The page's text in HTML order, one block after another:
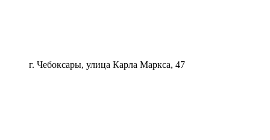
г. Чебоксары, улица Карла Маркса, 47